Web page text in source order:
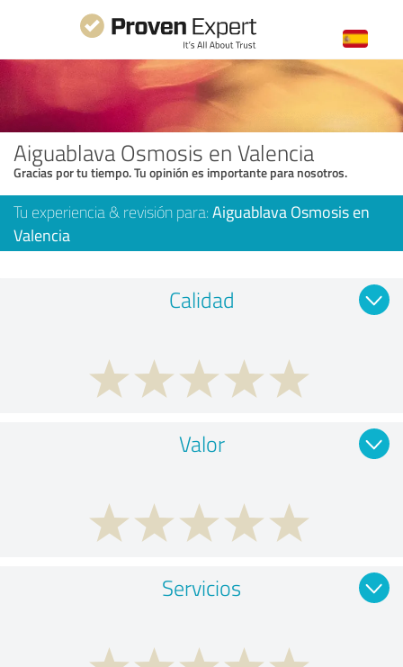
Aiguablava Osmosis en Valencia
Gracias por tu tiempo. Tu opinión es importante para nosotros.
Tu experiencia & revisión para: Aiguablava Osmosis en
Valencia
Calidad
Valor
Servicios